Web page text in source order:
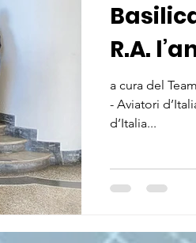
R.A.
a cura del
- Aviatori
d’Italia...